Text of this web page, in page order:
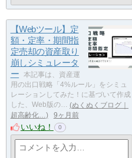
【Webツール】定
額・定率・期間指
定売却の資産取り
崩しシミュレータ
ー
本記事は、資産運
用の出口戦略「4%ルール」をシミュ
レーションしてみた！に基づいて作成
した、Web版の…
ぬくぬくブログ｜
超高齢化…
9ヶ月前
いいね！ 0